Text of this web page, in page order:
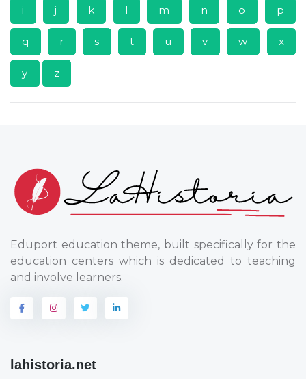
i j k l m n o p
q r s t u v w x
y z
Eduport education theme, built specifically for the
education centers which is dedicated to teaching
and involve learners.
lahistoria.net